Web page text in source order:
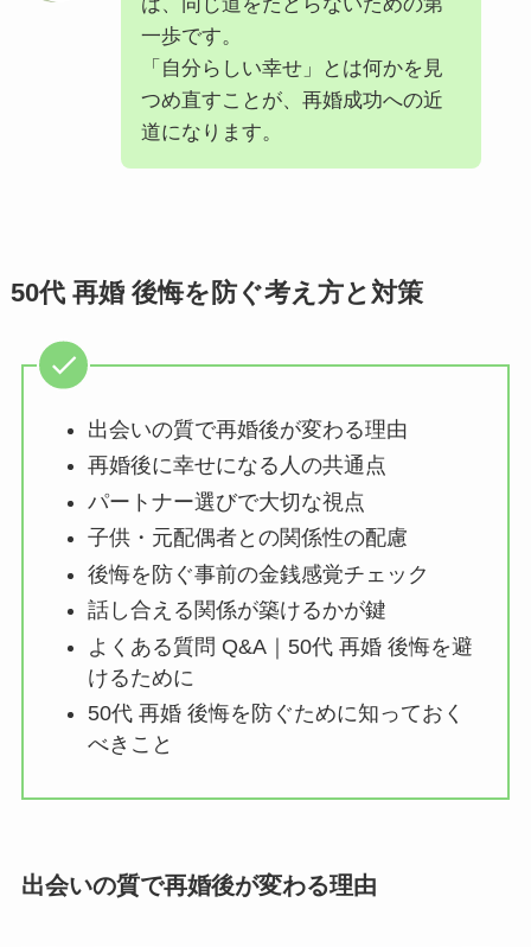
一歩です。
「自分らしい幸せ」とは何かを見
つめ直すことが、再婚成功への近
道になります。
50代 再婚 後悔を防ぐ考え方と対策
出会いの質で再婚後が変わる理由
再婚後に幸せになる人の共通点
パートナー選びで大切な視点
子供・元配偶者との関係性の配慮
後悔を防ぐ事前の金銭感覚チェック
話し合える関係が築けるかが鍵
よくある質問 Q&A｜50代 再婚 後悔を避
けるために
50代 再婚 後悔を防ぐために知っておく
べきこと
出会いの質で再婚後が変わる理由